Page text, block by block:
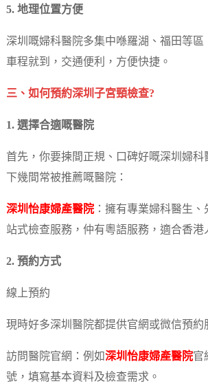
5. 地理位置方便
深圳嘅婦科醫院多集中喺羅湖、福田等區
車程就到，交通便利，方便快捷。
三、如何預約深圳子宮頸檢查?
1. 選擇合適嘅醫院
首先，你要揀間正規、口碑好嘅深圳婦科
下幾間常被推薦嘅醫院：
深圳怡康婦產醫院：擁有專業婦科醫生、
站式檢查服務，仲有粵語服務，適合香港
2. 預約方式
線上預約
現時好多深圳醫院都提供官網或微信預約
訪問醫院官網：例如深圳怡康婦產醫院官
號，填寫基本資料及檢查需求。